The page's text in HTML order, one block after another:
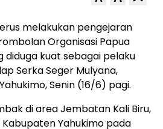
melakukan pengejaran
Organisasi Papua
diduga kuat sebagai pelaku
Serka Seger Mulyana,
Senin (16/6) pagi.
di area Jembatan Kali Biru,
Kabupaten Yahukimo pada